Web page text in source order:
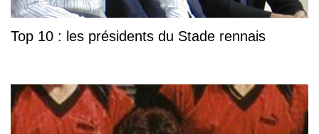
Top 10 : les présidents du Stade rennais